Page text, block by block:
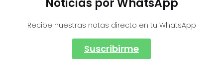
Noticias por WhatsApp
Recibe nuestras notas directo en tu WhatsApp
Suscribirme